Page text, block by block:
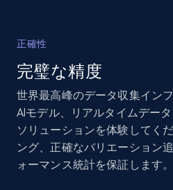
products by specific
price, Currency, Availability,
more.
2.1K+ 375+
正確性
完璧な精度
世界最高峰のデータ収集イン
AIモデル、リアルタイムデー
ソリューションを体験してく
ング、正確なバリエーション
ォーマンス統計を保証します。